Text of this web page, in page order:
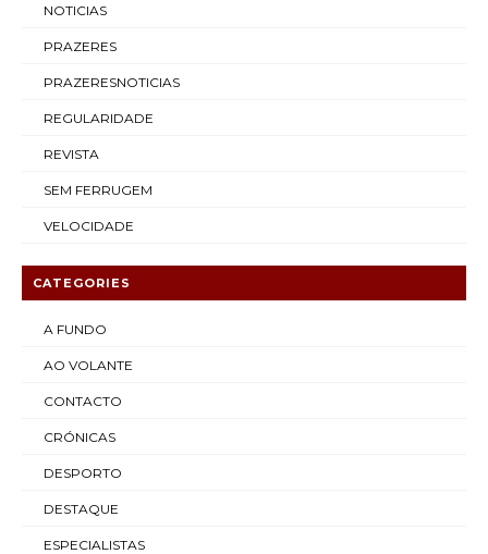
NOTICIAS
PRAZERES
PRAZERESNOTICIAS
REGULARIDADE
REVISTA
SEM FERRUGEM
VELOCIDADE
CATEGORIES
A FUNDO
AO VOLANTE
CONTACTO
CRÓNICAS
DESPORTO
DESTAQUE
ESPECIALISTAS